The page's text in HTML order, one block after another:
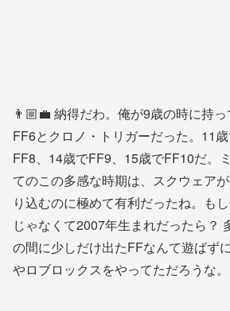
👨🏼‍💼 納得だわ。俺が9歳の時に持
FF6とクロノ・トリガーだった。11
FF8、14歳でFF9、15歳でFF10だ。
てのこの多感な時期は、スクウェア
り込むのに極めて有利だったね。も
じゃなくて2007年生まれだったら？
の間に少しだけ出たFFなんて遊ばず
やロブロックスをやってただろうな。